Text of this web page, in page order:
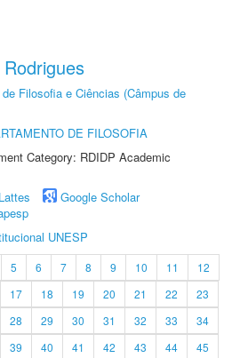
Filosofia e Ciências (Câmpus de
DE FILOSOFIA
Category: RDIDP Academic
Google Scholar
UNESP
5 6 7 8 9 10 11
12
17 18 19 20 21 22
23
28 29 30 31 32 33
34
39 40 41 42 43 44
45